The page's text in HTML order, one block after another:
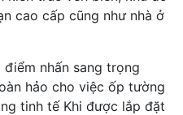
cao cấp cũng như nhà ở
nhấn sang trọng
hảo cho việc ốp tường
tinh tế Khi được lắp đặt